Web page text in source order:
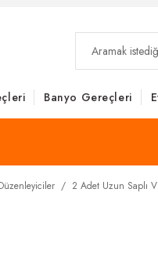
Banyo Gereçleri
2 Adet Uzun Saplı